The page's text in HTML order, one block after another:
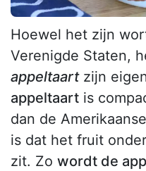
Hoewel het zijn
Verenigde Staten,
appeltaartzijn
appeltaart is
dan de
is dat het fruit
zit. Zo wordt de